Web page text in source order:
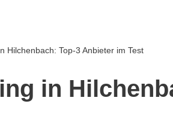
Hilchenbach: Top-3 Anbieter im Test
in